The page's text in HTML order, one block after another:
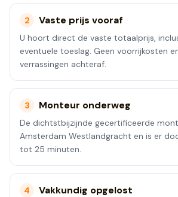
2 Vaste prijs vooraf
U hoort direct de vaste totaalprijs,
eventuele toeslag. Geen voorrijkosten
verrassingen achteraf.
3 Monteur onderweg
De dichtstbijzijnde gecertificeerde
Amsterdam Westlandgracht en is er
tot 25 minuten.
4 Vakkundig opgelost